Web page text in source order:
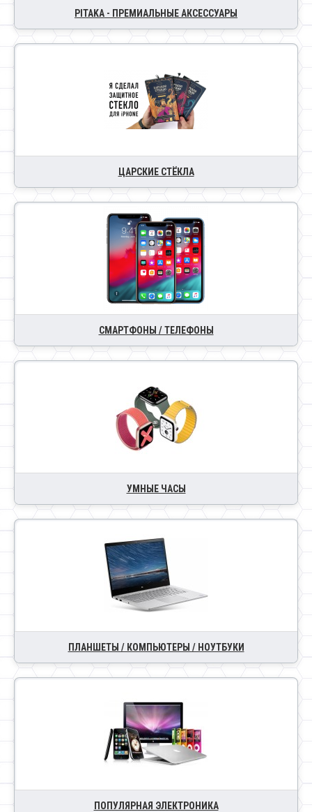
PITAKA - ПРЕМИАЛЬНЫЕ АКСЕССУАРЫ
ЦАРСКИЕ СТЁКЛА
СМАРТФОНЫ / ТЕЛЕФОНЫ
УМНЫЕ ЧАСЫ
ПЛАНШЕТЫ / КОМПЬЮТЕРЫ / НОУТБУКИ
ПОПУЛЯРНАЯ ЭЛЕКТРОНИКА